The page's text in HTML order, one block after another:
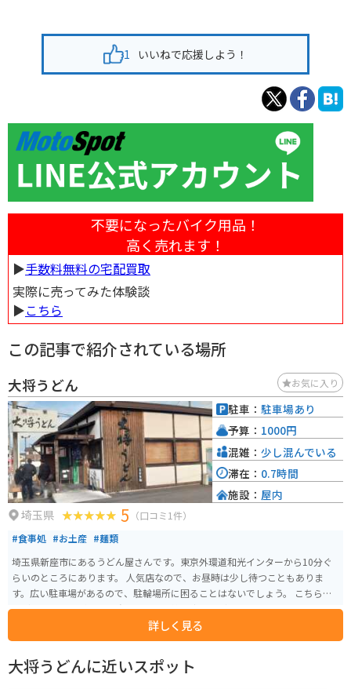
1 いいねで応援しよう！
不要になったバイク用品！
高く売れます！
▶︎手数料無料の宅配買取
実際に売ってみた体験談
▶︎こちら
この記事で紹介されている場所
大将うどん お気に入り
埼玉県 5 （口コミ1件）
#食事処 #お土産 #麺類
埼玉県新座市にあるうどん屋さんです。東京外環道和光インターから10分ぐ
らいのところにあります。 人気店なので、お昼時は少し待つこともありま
す。広い駐車場があるので、駐輪場所に困ることはないでしょう。 こちらの
うどんは、コシが非常に強いです。季節限定のうどんもおいしそうです。
詳しく見る
駐車： 駐車場あり
予算： 1000円
混雑： 少し混んでいる
滞在： 0.7時間
施設： 屋内
大将うどんに近いスポット